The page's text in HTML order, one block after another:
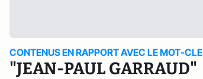
CONTENUS EN RAPPORT AVEC LE MOT-CLE
"JEAN-PAUL GARRAUD"